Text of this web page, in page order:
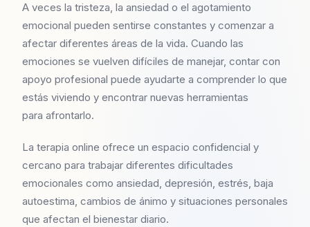
A veces la tristeza, la ansiedad o el agotamiento
emocional pueden sentirse constantes y comenzar a
afectar diferentes áreas de la vida. Cuando las
emociones se vuelven difíciles de manejar, contar con
apoyo profesional puede ayudarte a comprender lo que
estás viviendo y encontrar nuevas herramientas
para afrontarlo.
La terapia online ofrece un espacio confidencial y
cercano para trabajar diferentes dificultades
emocionales como ansiedad, depresión, estrés, baja
autoestima, cambios de ánimo y situaciones personales
que afectan el bienestar diario.